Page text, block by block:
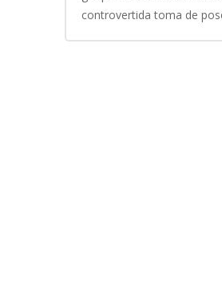
controvertida toma de